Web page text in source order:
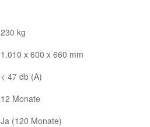
230 kg
1.010 x 600 x 660 mm
< 47 db (A)
12 Monate
Ja (120 Monate)